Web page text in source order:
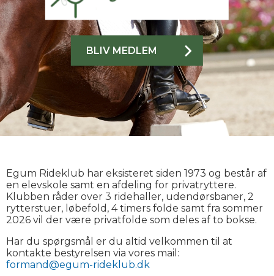
BLIV MEDLEM
Egum Rideklub har eksisteret siden 1973 og består af
en elevskole samt en afdeling for privatryttere.
Klubben råder over 3 ridehaller, udendørsbaner, 2
rytterstuer, løbefold, 4 timers folde samt fra sommer
2026 vil der være privatfolde som deles af to bokse.
Har du spørgsmål er du altid velkommen til at
kontakte bestyrelsen via vores mail:
formand@egum-rideklub.dk